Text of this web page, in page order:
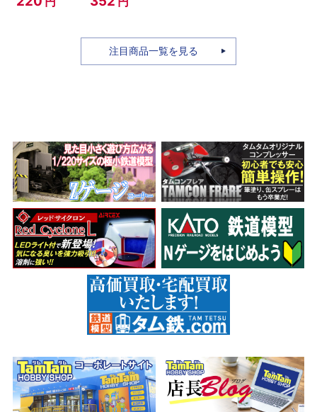
ーノルドカプ
注目商品一覧を見る